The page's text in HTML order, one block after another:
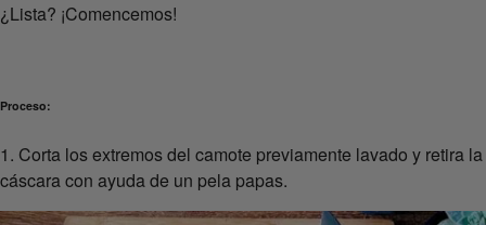
¿Lista? ¡Comencemos!
Proceso:
1. Corta los extremos del camote previamente lavado y retira la
cáscara con ayuda de un pela papas.